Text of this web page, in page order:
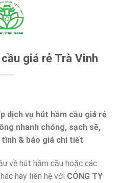
giá rẻ Trà Vinh
dịch vụ hút hầm cầu giá rẻ
nhanh chóng, sạch sẽ,
tình & báo giá chi tiết
về hút hầm cầu hoặc các
hãy liên hệ với CÔNG TY